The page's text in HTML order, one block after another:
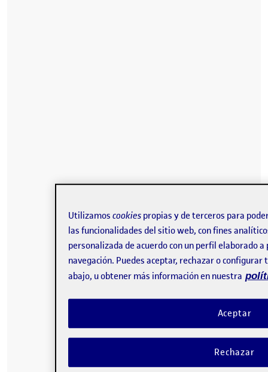
Utilizamos cookies propias y de terceros para
las funcionalidades del sitio web, con fines
personalizada de acuerdo con un perfil elaborado
navegación. Puedes aceptar, rechazar o configurar
abajo, u obtener más información en nuestra
Rechazar
Aceptar